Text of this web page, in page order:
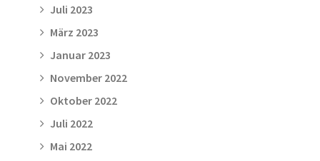
Juli 2023
März 2023
Januar 2023
November 2022
Oktober 2022
Juli 2022
Mai 2022